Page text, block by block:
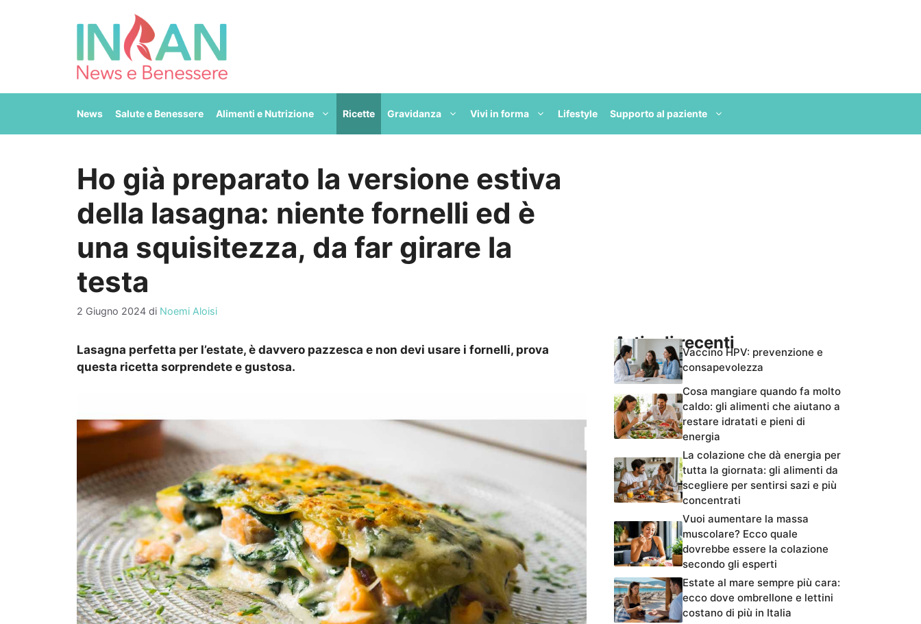
News Salute e Benessere Alimenti e Nutrizione Ricette Gravidanza Vivi in forma Lifestyle Supporto al paziente
Ho già preparato la versione estiva
della lasagna: niente fornelli ed è
una squisitezza, da far girare la
testa
2 Giugno 2024 di Noemi Aloisi
Lasagna perfetta per l’estate, è davvero pazzesca e non devi usare i fornelli, prova
questa ricetta sorprendete e gustosa.
Articoli recentiVaccino HPV: prevenzione e
consapevolezza
Cosa mangiare quando fa molto
caldo: gli alimenti che aiutano a
restare idratati e pieni di
energia
La colazione che dà energia per
tutta la giornata: gli alimenti da
scegliere per sentirsi sazi e più
concentrati
Vuoi aumentare la massa
muscolare? Ecco quale
dovrebbe essere la colazione
secondo gli esperti
Estate al mare sempre più cara:
ecco dove ombrellone e lettini
costano di più in Italia